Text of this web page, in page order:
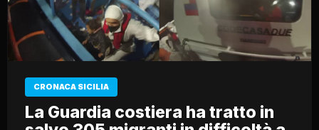
CRONACA SICILIA
La Guardia costiera ha tratto in